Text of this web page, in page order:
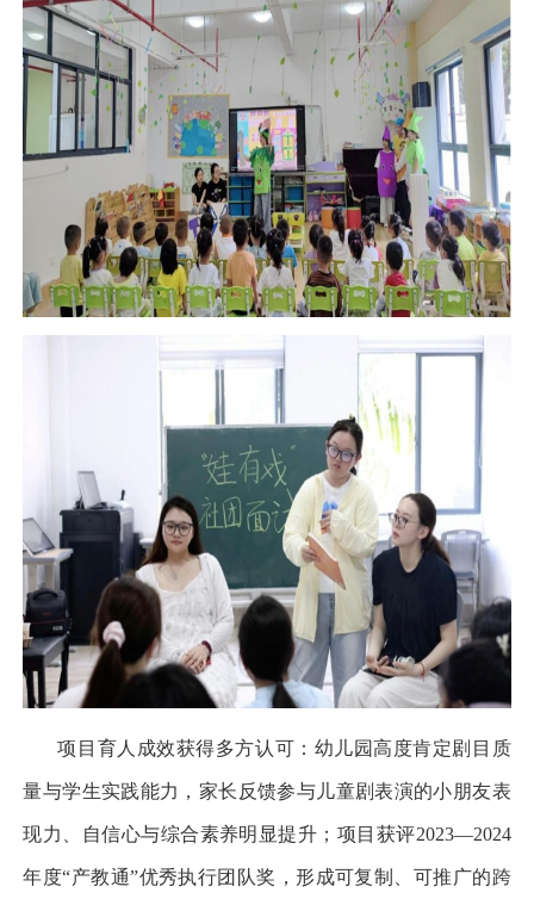
项目育人成效获得多方认可：幼儿园高度肯定剧目质
量与学生实践能力，家长反馈参与儿童剧表演的小朋友表
现力、自信心与综合素养明显提升；项目获评2023—2024
年度“产教通”优秀执行团队奖，形成可复制、可推广的跨